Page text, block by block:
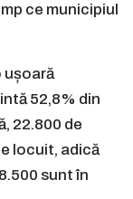
ce municipiul
ușoară
52,8% din
22.800 de
locuit, adică
sunt în